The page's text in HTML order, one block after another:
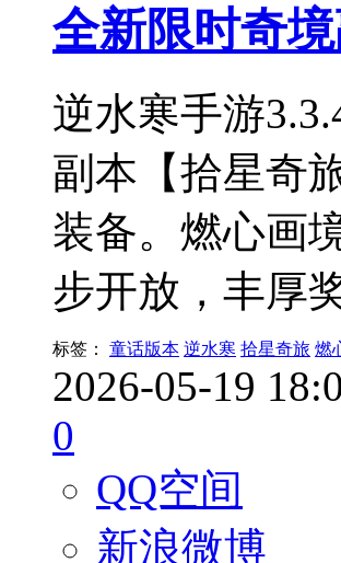
全新限时奇
逆水寒手游
副本【拾星奇
装备。燃心画
步开放，丰厚
标签： 童话版本 逆水寒 拾星奇旅 燃
2026-05-19
0
QQ空间
新浪微博